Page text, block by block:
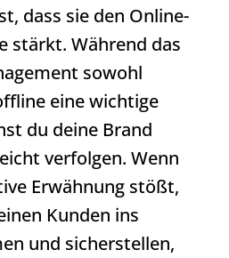
dass sie den Online-
stärkt. Während das
sowohl
eine wichtige
du deine Brand
verfolgen. Wenn
Erwähnung stößt,
Kunden ins
und sicherstellen,